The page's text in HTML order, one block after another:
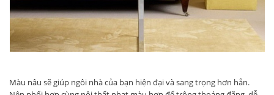
Màu nâu sẽ giúp ngôi nhà của bạn hiện đại và sang trọng hơn hẳn.